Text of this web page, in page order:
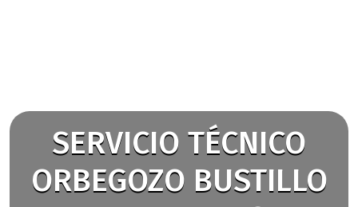
SERVICIO TÉCNICO
ORBEGOZO BUSTILLO